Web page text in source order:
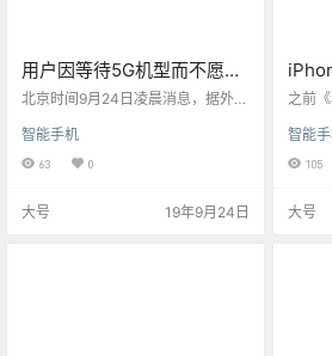
用户因等待5G机型而不愿升
级至iPhone11
北京时间9月24日凌晨消息，据外媒
新款iPhone 11系列智能手机从价格
上来说更实惠，但买家对今年新品
智能手机
63 0
大号 19年9月24日
道商
之前
1价格
紫色
智能
105
大号